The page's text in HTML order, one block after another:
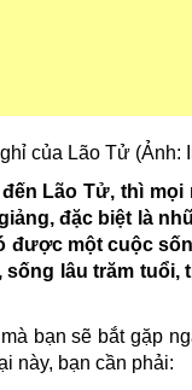
Lão Tử, thì
đặc biệt là
được một cuộc
sống lâu trăm
bạn sẽ bắt gặp
này, bạn cần phải: